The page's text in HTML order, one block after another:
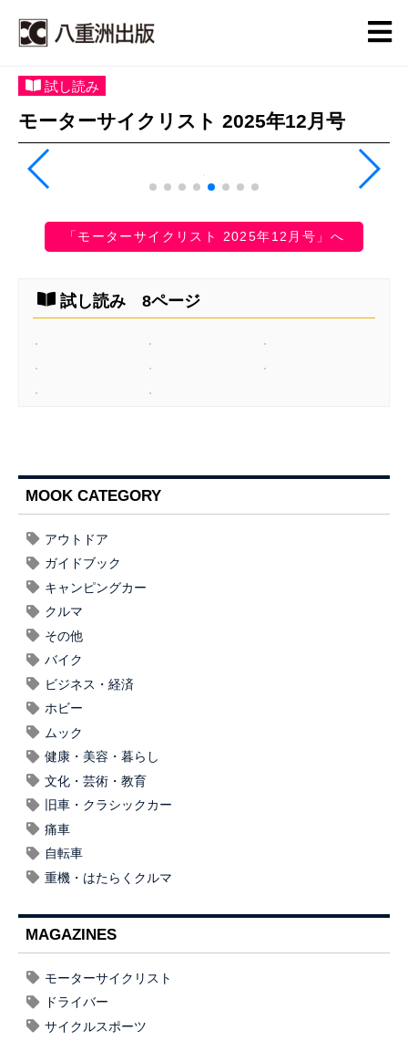
試し読み
モーターサイクリスト 2025年12月号
「モーターサイクリスト 2025年12月号」へ
試し読み 8ページ
MOOK CATEGORY
アウトドア
ガイドブック
キャンピングカー
クルマ
その他
バイク
ビジネス・経済
ホビー
ムック
健康・美容・暮らし
文化・芸術・教育
旧車・クラシックカー
痛車
自転車
重機・はたらくクルマ
MAGAZINES
モーターサイクリスト
ドライバー
サイクルスポーツ